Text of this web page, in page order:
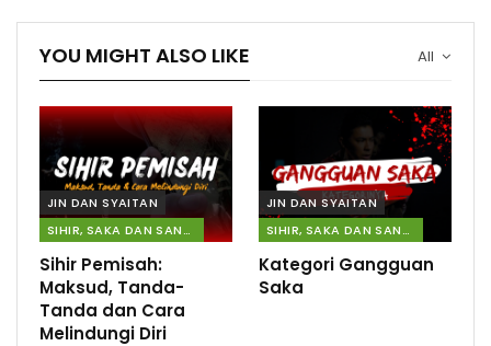
All
YOU MIGHT ALSO LIKE
JIN DAN SYAITAN
SIHIR, SAKA DAN SANTAU
Sihir Pemisah:
Maksud, Tanda-
Tanda dan Cara
Melindungi Diri
JIN DAN SYAITAN
SIHIR, SAKA DAN SANTAU
Kategori Gangguan
Saka